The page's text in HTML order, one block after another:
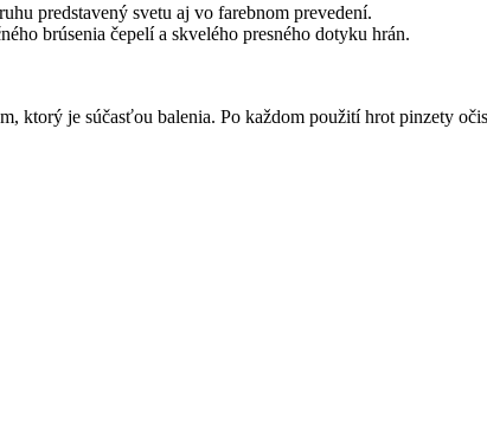
predstavený svetu aj vo farebnom prevedení.
brúsenia čepelí a skvelého presného dotyku hrán.
ktorý je súčasťou balenia. Po každom použití hrot pinzety